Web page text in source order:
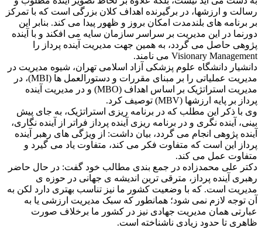
رسالت و ارزشها، در برگیرنده اهداف کلان بزرگی است که با تمرکز
بر برنامه های بلندمدت امکان بروز و ظهور پیدا می کند. بنابر این
دورنما در این مدیریت بر سراسر سازمان سایه می افکند و با آینده
پژوهی حاصل می گردد، به همین جهت مدیریت آینده پرداز را
Visionary Management می نامند.
دانشیار دانشگاه علوم پزشکی آزاد اسلامی تهران، شیوه مدیریت در
مدیریت عملیاتی را بر مبنای مقررات و دستورالعمل ها (MBI)، در
مدیریت استراتژیک بر اساس اهداف (MBO) و در مدیریت آینده
پرداز بر پایه ارزشها (MBV) توصیف کرد.
وی با ذکر این مطلب که در برنامه ریزی استراتژیک، به جای پیش
بینی، آینده نگری و در برنامه ریزی آینده پرداز فراتر از آینده نگاری،
آینده پژوهی انجام می گردد، بیان داشت: از ویژگی های رهبر آینده
پرداز این است که متفاوت فکر می کند، متفاوت یاد می گیرد و
متفاوت عمل می کند.
دکتر علی محمدزاده در جمع بندی مطالب خود گفت: در حال حاضر
رهبری آینده پرداز، مترقی ترین اندیشه ی جهانی در حوزه ی
مدیریت است. که با وضعیت کشور ما نیز تناسب بهتری دارد لکن به
آن توجه لازم نمی شود؛ همانطور که سبک مدیریت ارزشی یا به
عبارتی همان مدیریت جهادی نیز در کشور ما برخلاف صورت
ظاهری تا حدود زیادی ناشناخته است.